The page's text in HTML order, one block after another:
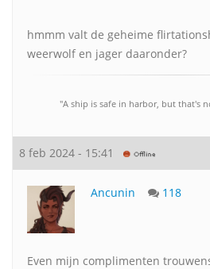
hmmm valt de geheime
weerwolf en jager daaronder?
"A ship is safe in harbor, but that's
8 feb 2024 - 15:41
Ancunin 118
Even mijn complimenten